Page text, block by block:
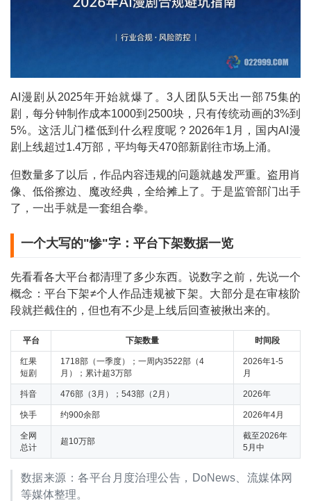
AI漫剧从2025年开始就爆了。3人团队5天出一部75集的
剧，每分钟制作成本1000到2500块，只有传统动画的3%到
5%。这活儿门槛低到什么程度呢？2026年1月，国内AI漫
剧上线超过1.4万部，平均每天470部新剧往市场上涌。
但数量多了以后，作品内容违规的问题就越发严重。盗用肖
像、低俗擦边、魔改经典，全给摊上了。于是监管部门出手
了，一出手就是一套组合拳。
一个大写的"惨"字：平台下架数据一览
先看看各大平台都清理了多少东西。说数字之前，先说一个
概念：平台下架≠个人作品违规被下架。大部分是在审核阶
段就拦截住的，但也有不少是上线后回查被揪出来的。
平台 下架数量 时间段
红果
短剧
1718部（一季度）；一周内3522部（4
月）；累计超3万部
2026年1-5
月
抖音 476部（3月）；543部（2月） 2026年
快手 约900余部 2026年4月
全网
总计
超10万部
截至2026年
5月中
数据来源：各平台月度治理公告，DoNews、流媒体网
等媒体整理。